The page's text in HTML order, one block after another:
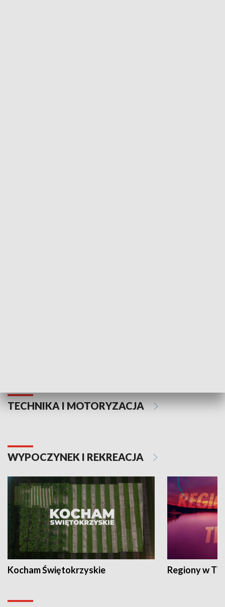
TECHNIKA I MOTORYZACJA
WYPOCZYNEK I REKREACJA
Kocham Świętokrzyskie Regiony w